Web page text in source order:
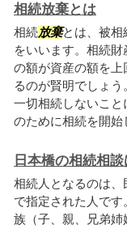
相続放棄とは
相続放棄とは、被相
をいいます。相続
の額が資産の額を
るのが賢明でしょう
一切相続しないこ
のために相続を開
日本橋の相続相
相続人となるのは、
で指定された人です
族（子、親、兄弟姉